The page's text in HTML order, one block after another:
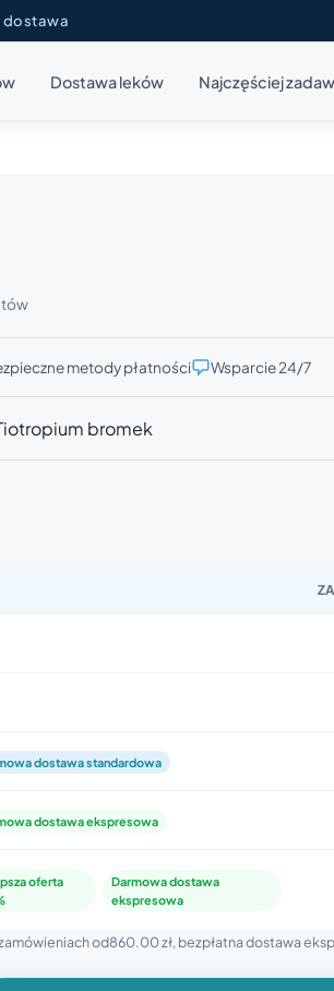
dostawa
Dostawa leków Najczęściej
metody płatności Wsparcie 24/7
bromek
dostawa standardowa
dostawa ekspresowa
oferta
Darmowa dostawa
ekspresowa
od860.00 zł, bezpłatna dostawa